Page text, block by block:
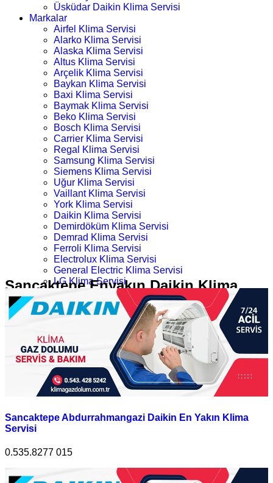
Üsküdar Daikin Klima Servisi
Markalar
Airfel Klima Servisi
Alarko Klima Servisi
Alaska Klima Servisi
Altus Klima Servisi
Arçelik Klima Servisi
Baykan Klima Servisi
Baxi Klima Servisi
Baymak Klima Servisi
Beko Klima Servisi
Bosch Klima Servisi
Carrier Klima Servisi
Regal Klima Servisi
Samsung Klima Servisi
Siemens Klima Servisi
Uğur Klima Servisi
Vaillant Klima Servisi
York Klima Servisi
Daikin Klima Servisi
Demirdöküm Klima Servisi
Demrad Klima Servisi
Ferroli Klima Servisi
Electrolux Klima Servisi
General Electric Klima Servisi
LG Klima Servisi
Midea Klima Servisi
Mitsubishi Klima Servisi
Profilo Klima Servisi
Sancaktepe Enyakın Daikin Klima
Servisi
Kategoriler
Sancaktepe Enyakın Daikin Klima Servisi
Sancaktepe Abdurrahmangazi Daikin En Yakın Klima
Servisi
0.535.8277 015